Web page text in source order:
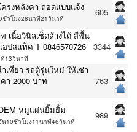
รงหลังคา ถอดแบบแจ้ง
ชั่วโมง28นาที21วินาที
605
เนื้อวินิลเช็ดล้างได้ สีพื้น
ปสแท็ค T 0846570726
13วินาที
3344
ที่ยว รถตู้รุ่นใหม่ ให้เช่า
2000 บาท
763
หมูแผ่นยิ้มยิ้ม
น10ชั่วโมง11นาที46วินาที
989